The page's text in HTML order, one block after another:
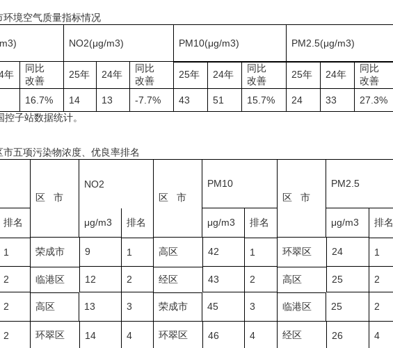
境空气质量指标情况
NO2(μg/m3) PM10(μg/m3) PM2.5(μg/m3)
年
同比
改善
25年 24年
同比
改善
25年 24年
同比
改善
25年 24年
同比
改善
16.7% 14 13 -7.7% 43 51 15.7% 24 33 27.3%
子站数据统计。
五项污染物浓度、优良率排名
区 市
NO2
区 市
PM10
区 市
PM2.5
排名 μg/m3 排名 μg/m3 排名 μg/m3 排名
1 荣成市 9 1 高区 42 1 环翠区 24 1
2 临港区 12 2 经区 43 2 高区 25 2
2 高区 13 3 荣成市 45 3 临港区 25 2
2 环翠区 14 4 环翠区 46 4 经区 26 4